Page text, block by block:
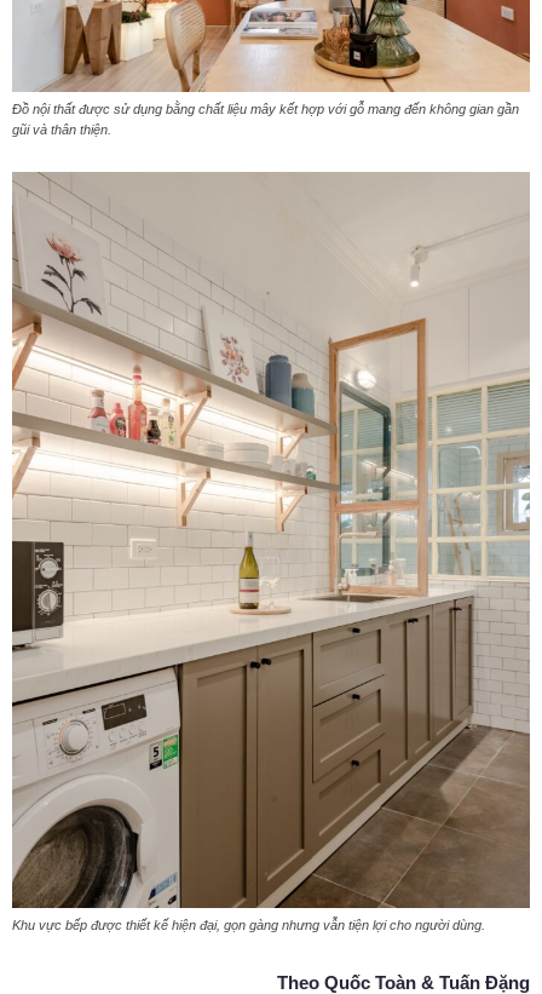
Đồ nội thất được sử dụng bằng chất liệu mây kết hợp với gỗ mang đến không gian gần
gũi và thân thiện.
Khu vực bếp được thiết kế hiện đại, gọn gàng nhưng vẫn tiện lợi cho người dùng.
Theo Quốc Toàn & Tuấn Đặng